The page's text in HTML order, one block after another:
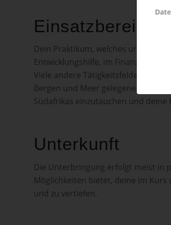
Einsatzbereiche
Dein Praktikum, welches
Entwicklungshilfe, im Finanzsektor,
Viele andere Tätigkeitsfelder sind
Bergen und Meer gelegenen
Südafrikas einzutauchen und deine
Unterkunft
Die Unterbringung erfolgt meist in
Möglichkeiten bietet, deine im
und zu vertiefen.